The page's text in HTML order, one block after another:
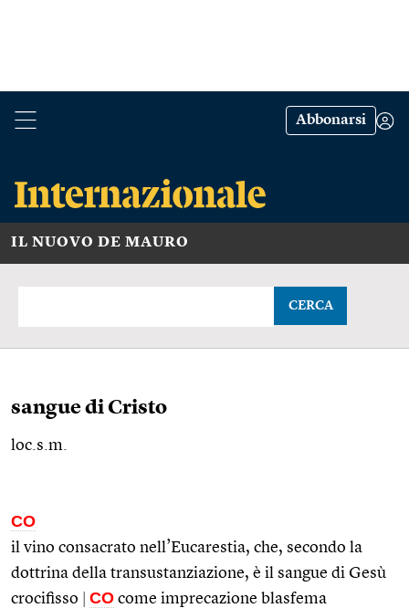
Abbonarsi
IL NUOVO DE MAURO
CERCA
sangue di Cristo
loc.s.m.
CO
il vino consacrato nell’Eucarestia, che, secondo la
dottrina della transustanziazione, è il sangue di Gesù
crocifisso
CO come imprecazione blasfema